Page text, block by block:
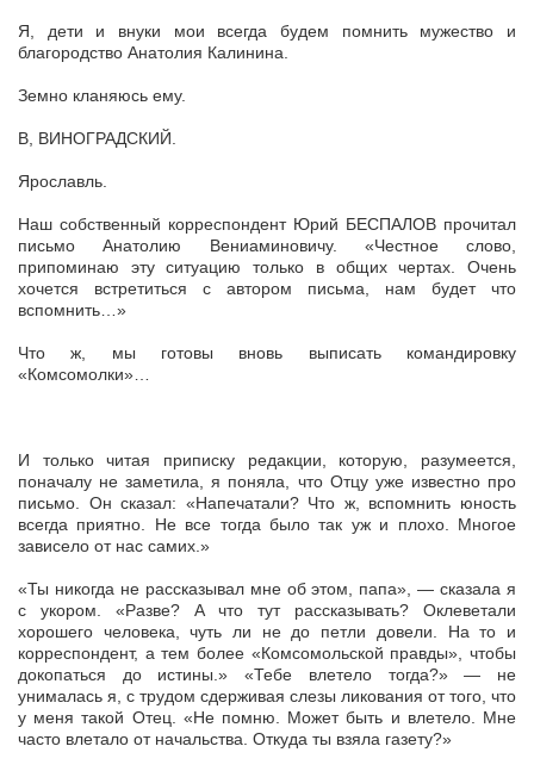
Я, дети и внуки мои всегда будем помнить мужество и
благородство Анатолия Калинина.
Земно кланяюсь ему.
В, ВИНОГРАДСКИЙ.
Ярославль.
Наш собственный корреспондент Юрий БЕСПАЛОВ прочитал
письмо Анатолию Вениаминовичу. «Честное слово,
припоминаю эту ситуацию только в общих чертах. Очень
хочется встретиться с автором письма, нам будет что
вспомнить…»
Что ж, мы готовы вновь выписать командировку
«Комсомолки»…
И только читая приписку редакции, которую, разумеется,
поначалу не заметила, я поняла, что Отцу уже известно про
письмо. Он сказал: «Напечатали? Что ж, вспомнить юность
всегда приятно. Не все тогда было так уж и плохо. Многое
зависело от нас самих.»
«Ты никогда не рассказывал мне об этом, папа», — сказала я
с укором. «Разве? А что тут рассказывать? Оклеветали
хорошего человека, чуть ли не до петли довели. На то и
корреспондент, а тем более «Комсомольской правды», чтобы
докопаться до истины.» «Тебе влетело тогда?» — не
унималась я, с трудом сдерживая слезы ликования от того, что
у меня такой Отец. «Не помню. Может быть и влетело. Мне
часто влетало от начальства. Откуда ты взяла газету?»